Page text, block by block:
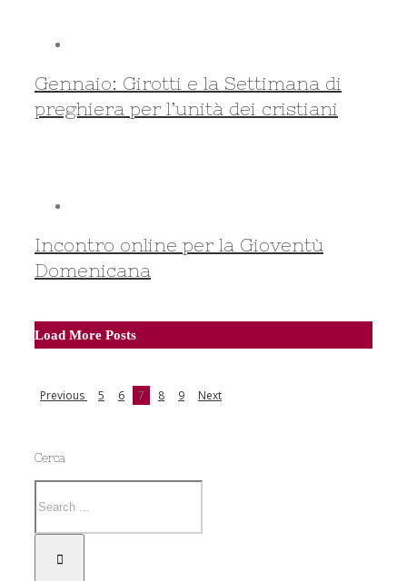
Gennaio: Girotti e la Settimana di
preghiera per l’unità dei cristiani
Incontro online per la Gioventù
Domenicana
Load More Posts
Previous 5 6 7 8 9 Next
Cerca